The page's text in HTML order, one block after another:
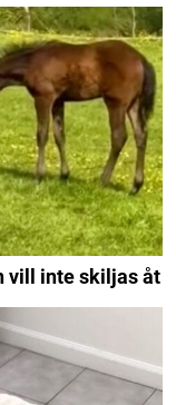
vill inte skiljas åt